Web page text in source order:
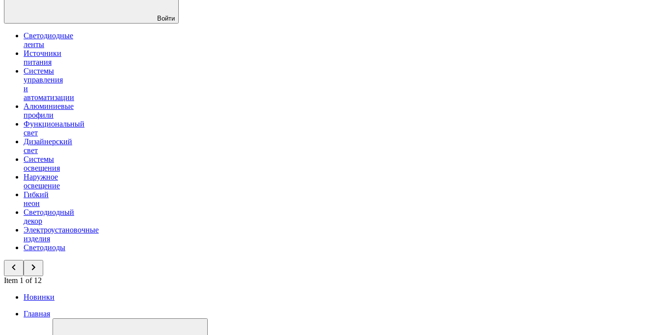
Войти
Светодиодные
ленты
Источники
питания
Системы
управления
и
автоматизации
Алюминиевые
профили
Функциональный
свет
Дизайнерский
свет
Системы
освещения
Наружное
освещение
Гибкий
неон
Светодиодный
декор
Электроустановочные
изделия
Светодиоды
Item 1 of 12
Новинки
Главная